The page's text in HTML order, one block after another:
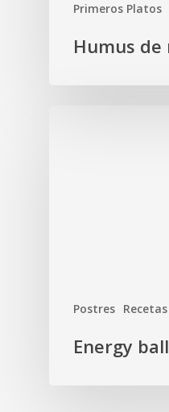
Primeros Platos
Humus de
Postres Recetas
Energy